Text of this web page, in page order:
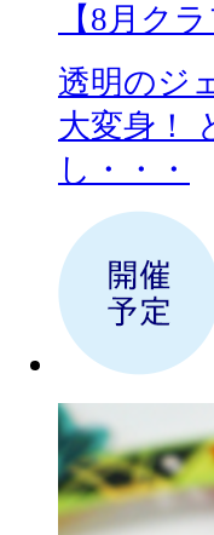
【8月ク
透明のジ
大変身！
し・・・